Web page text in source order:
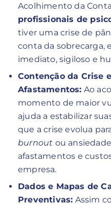
Acolhimento da
profissionais de
tiver uma crise de
conta da sobrecarga,
imediato, sigiloso e
Contenção da Crise
Afastamentos: Ao
momento de maior
ajuda a estabilizar
que a crise evolua
burnout ou
afastamentos e
empresa.
Dados e Mapas de
Preventivas: Assim